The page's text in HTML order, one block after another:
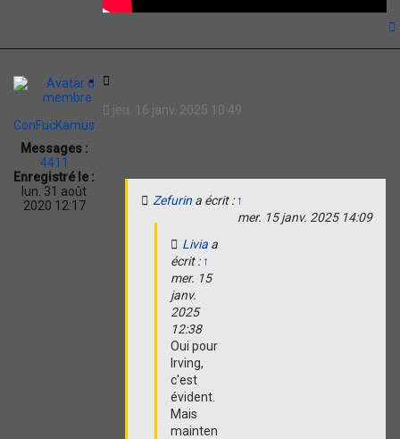
ConFucKamus
Messages :
4411
Enregistré le :
lun. 31 août
2020 12:17
tjeu. 16 janv. 2025 10:49
Zefurin a écrit : ↑
mer. 15 janv. 2025 14:09
Livia a
écrit : ↑
mer. 15
janv.
2025
12:38
Oui pour
Irving,
c'est
évident.
Mais
mainten